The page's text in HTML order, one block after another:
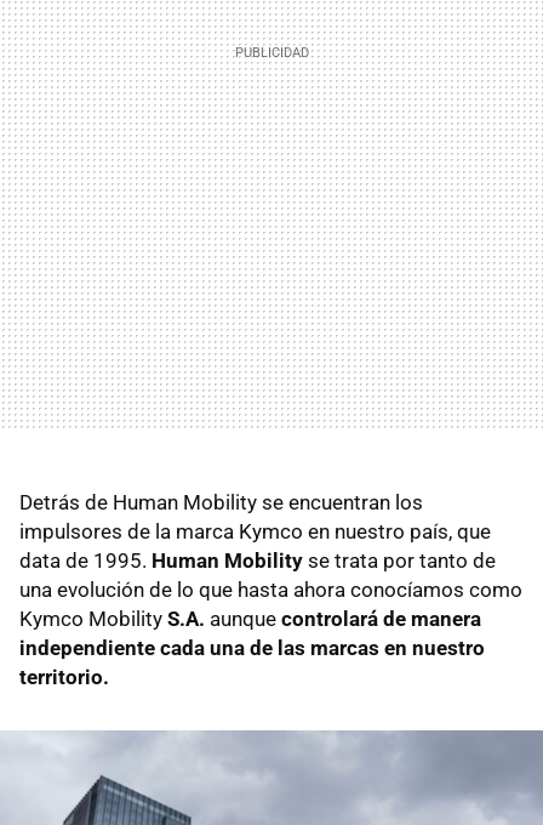
Detrás de Human Mobility se encuentran los
impulsores de la marca Kymco en nuestro país, que
data de 1995. Human Mobility se trata por tanto de
una evolución de lo que hasta ahora conocíamos como
Kymco Mobility S.A. aunque controlará de manera
independiente cada una de las marcas en nuestro
territorio.